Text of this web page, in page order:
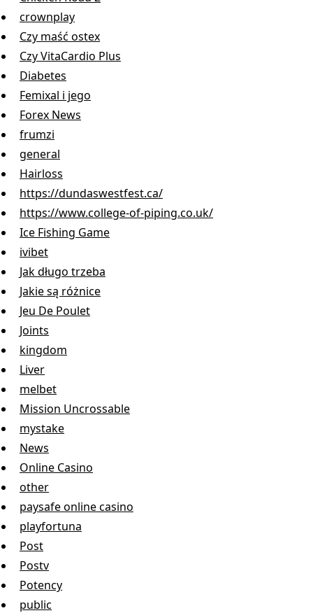
crownplay
Czy maść ostex
Czy VitaCardio Plus
Diabetes
Femixal i jego
Forex News
frumzi
general
Hairloss
https://dundaswestfest.ca/
https://www.college-of-piping.co.uk/
Ice Fishing Game
ivibet
Jak długo trzeba
Jakie są różnice
Jeu De Poulet
Joints
kingdom
Liver
melbet
Mission Uncrossable
mystake
News
Online Casino
other
paysafe online casino
playfortuna
Post
Postv
Potency
public